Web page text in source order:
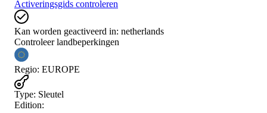
Activeringsgids controleren
Kan worden geactiveerd in: netherlands
Controleer landbeperkingen
Regio: EUROPE
Type: Sleutel
Edition: